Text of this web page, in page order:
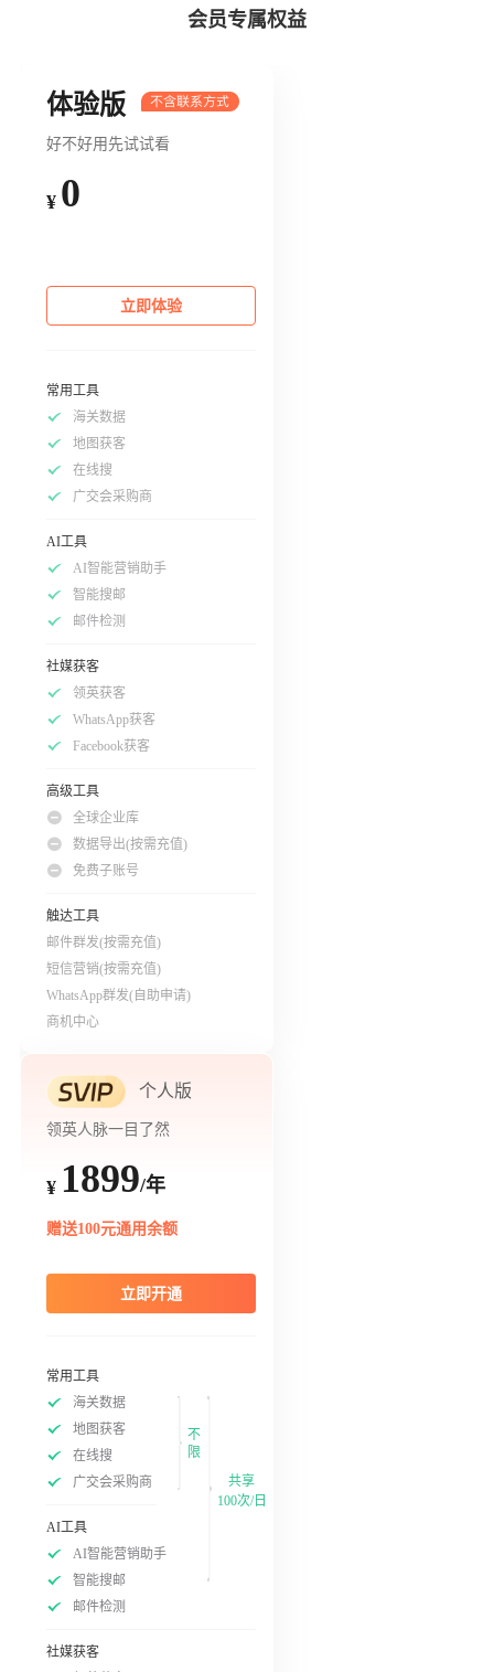
会员专属权益
体验版
好不好用先试试看
¥ 0
立即体验
常用工具
海关数据
地图获客
在线搜
广交会采购商
AI工具
AI智能营销助手
智能搜邮
邮件检测
社媒获客
领英获客
WhatsApp获客
Facebook获客
高级工具
全球企业库
数据导出(按需充值)
免费子账号
触达工具
邮件群发(按需充值)
短信营销(按需充值)
WhatsApp群发(自助申请)
商机中心
个人版
领英人脉一目了然
¥ 1899/年
赠送100元通用余额
立即开通
常用工具
海关数据
地图获客
在线搜
广交会采购商
不
限
AI工具
AI智能营销助手
智能搜邮
邮件检测
社媒获客
共享
100次/日